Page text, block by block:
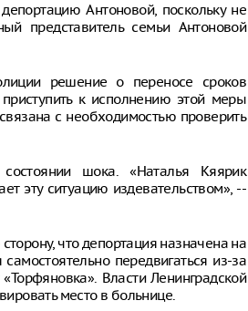
Антоновой, поскольку не
представитель семьи Антоновой
решение о переносе сроков
к исполнению этой меры
с необходимостью проверить
шока. «Наталья Кяярик
эту ситуацию издевательством», --
что депортация назначена на
передвигаться из-за
Власти Ленинградской
место в больнице.